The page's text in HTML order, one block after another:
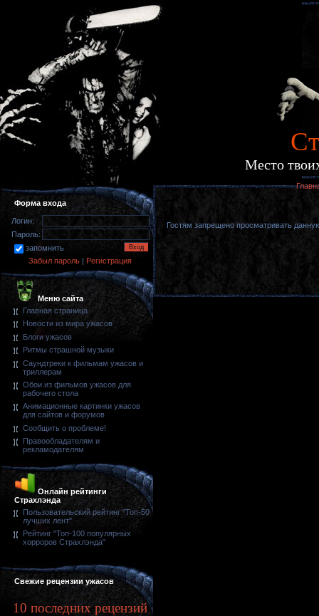
Место
Форма входа
Логин:
Пароль:
запомнить
Забыл пароль | Регистрация
Меню сайта
Главная страница
Новости из мира ужасов
Блоги ужасов
Ритмы страшной музыки
Саундтреки к фильмам ужасов и
триллерам
Обои из фильмов ужасов для
рабочего стола
Анимационные картинки ужасов
для сайтов и форумов
Сообщить о проблеме!
Правообладателям и
рекламодателям
Онлайн рейтинги
Страхлэнда
Пользовательский рейтинг "Топ-50
лучших лент"
Рейтинг "Топ-100 популярных
хорроров Страхлэнда"
Свежие рецензии ужасов
10 последних рецензий
Гостям запрещено просматривать